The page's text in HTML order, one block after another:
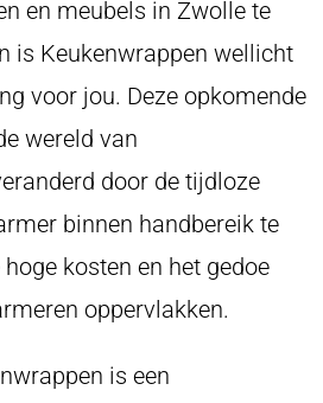
en meubels in Zwolle te
is Keukenwrappen wellicht
voor jou. Deze opkomende
wereld van
door de tijdloze
binnen handbereik te
kosten en het gedoe
oppervlakken.
is een